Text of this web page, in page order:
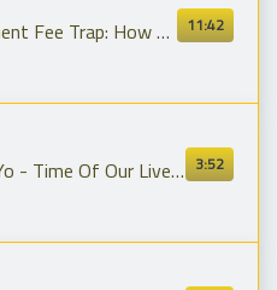
11:42
How $1,800 Rent Turns Into $2,300
3:52
Of Our Lives (Lyrics)